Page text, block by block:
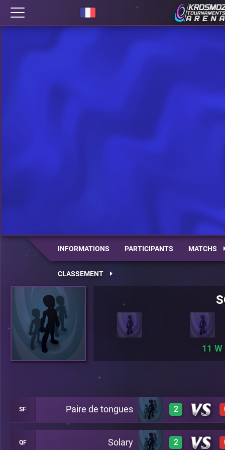
INFORMATIONS PARTICIPANTS MATCHS
CLASSEMENT
11
SF Paire de tongues 2
3 C13
QF Solary 2